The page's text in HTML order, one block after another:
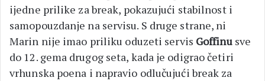
ijedne prilike za break, pokazujući stabilnost i
samopouzdanje na servisu. S druge strane, ni
Marin nije imao priliku oduzeti servis Goffinusve
do 12. gema drugog seta, kada je odigrao četiri
vrhunska poena i napravio odlučujući break za